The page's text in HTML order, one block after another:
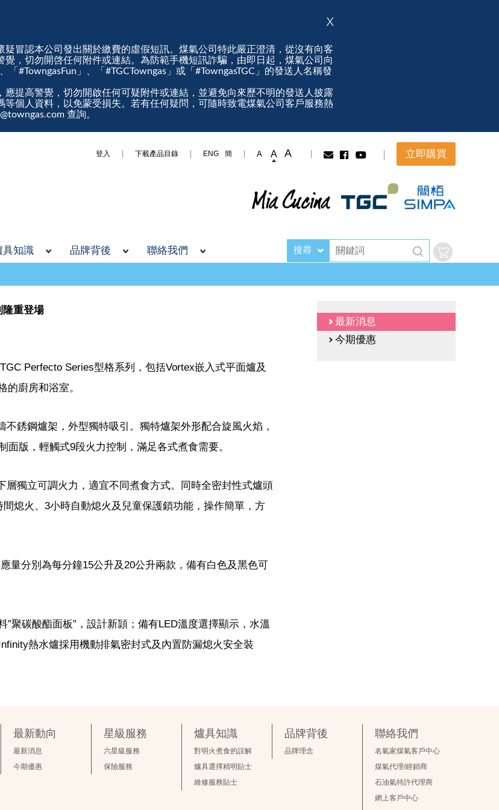
疑冒認本公司發出關於繳費的虛假短訊。煤氣公司特此嚴正澄清，從沒有向客
覺，切勿開啓任何附件或連結。為防範手機短訊詐騙，由即日起，煤氣公司向
「#TowngasFun」、「#TGCTowngas」或「#TowngasTGC」的發送人名稱發
應提高警覺，切勿開啟任何可疑附件或連結，並避免向來歷不明的發送人披露
等個人資料，以免蒙受損失。若有任何疑問，可隨時致電煤氣公司客戶服務熱
查詢。
X
登入 下載產品目錄 ENG 簡 A A A 立即購買
具知識 品牌背後 聯絡我們 搜尋
重登場
Perfecto Series型格系列，包括Vortex嵌入式平面爐及
廚房和浴室。
銹鋼爐架，外型獨特吸引。獨特爐架外形配合旋風火焰，
版，輕觸式9段火力控制，滿足各式煮食需要。
獨立可調火力，適宜不同煮食方式。同時全密封性式爐頭
熄火、3小時自動熄火及兒童保護鎖功能，操作簡單，方
量分別為每分鐘15公升及20公升兩款，備有白色及黑色可
聚碳酸酯面板”，設計新頴；備有LED溫度選擇顯示，水溫
熱水爐採用機動排氣密封式及內置防漏熄火安全裝
最新消息
今期優惠
最新動向
最新消息
今期優惠
星級服務
六星級服務
保險服務
爐具知識
對明火煮食的誤解
爐具選擇精明貼士
維修服務貼士
品牌背後
品牌理念
聯絡我們
名氣家煤氣客戶中心
煤氣代理/經銷商
石油氣特許代理商
網上客戶中心